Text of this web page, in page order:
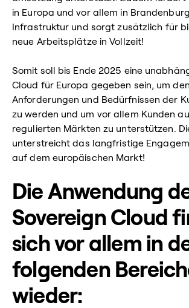
in Europa und vor allem in
Infrastruktur und sorgt zusätzlich für
neue Arbeitsplätze in Vollzeit!
Somit soll bis Ende 2025 eine
Cloud für Europa gegeben sein, um
Anforderungen und Bedürfnissen der
zu werden und um vor allem Kunden
regulierten Märkten zu unterstützen.
unterstreicht das langfristige
auf dem europäischen Markt!
Die Anwendung
Sovereign Cloud
sich vor allem in
folgenden
wieder: